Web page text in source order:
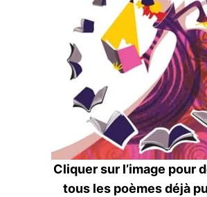
Cliquer sur l’image pour
tous les poèmes déjà